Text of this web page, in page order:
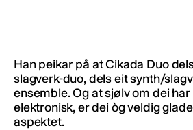
Han peikar på at Cikada Duo
slagverk-duo, dels eit synth/
ensemble. Og at sjølv om dei
elektronisk, er dei òg veldig
aspektet.